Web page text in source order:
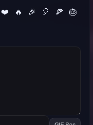
❤️ 🔥 🎉 🎈 🍕
🎂